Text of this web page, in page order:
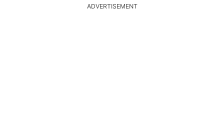
ADVERTISEMENT